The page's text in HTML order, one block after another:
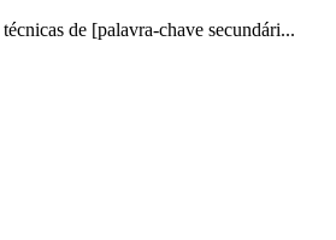
de [palavra-chave secundári...